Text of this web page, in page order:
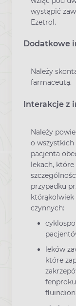
wystąpić
Ezetrol.
Dodatkowe
Należy
farmaceutą.
Interakcje z
Należy
o
pacjenta
lekach,
przypadku
którąkolwiek
czynnych:
leków
które
fluindion